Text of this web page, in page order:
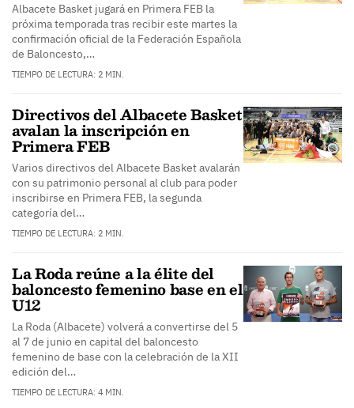
Albacete Basket jugará en Primera FEB la
próxima temporada tras recibir este martes la
confirmación oficial de la Federación Española
de Baloncesto,…
TIEMPO DE LECTURA: 2 MIN.
Directivos del Albacete Basket
avalan la inscripción en
Primera FEB
Varios directivos del Albacete Basket avalarán
con su patrimonio personal al club para poder
inscribirse en Primera FEB, la segunda
categoría del…
TIEMPO DE LECTURA: 2 MIN.
La Roda reúne a la élite del
baloncesto femenino base en el
U12
La Roda (Albacete) volverá a convertirse del 5
al 7 de junio en capital del baloncesto
femenino de base con la celebración de la XII
edición del…
TIEMPO DE LECTURA: 4 MIN.